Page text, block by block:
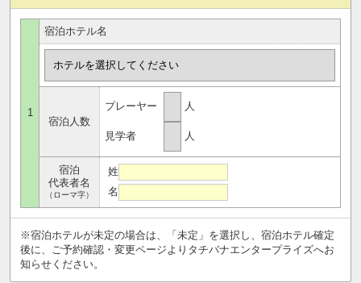
1
宿泊ホテル名
宿泊人数
プレーヤー 人
見学者 人
宿泊
代表者名
（ローマ字）
姓
名
※宿泊ホテルが未定の場合は、「未定」を選択し、宿泊ホテル確定
後に、ご予約確認・変更ページよりタチバナエンタープライズへお
知らせください。